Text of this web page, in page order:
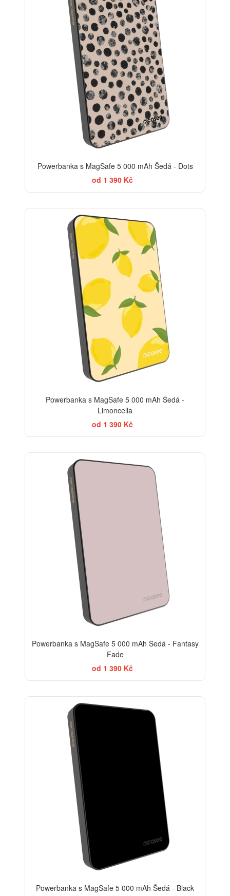
Powerbanka s MagSafe 5 000 mAh Šedá - Dots
od 1 390 Kč
Powerbanka s MagSafe 5 000 mAh Šedá -
Limoncella
od 1 390 Kč
Powerbanka s MagSafe 5 000 mAh Šedá - Fantasy
Fade
od 1 390 Kč
Powerbanka s MagSafe 5 000 mAh Šedá - Black